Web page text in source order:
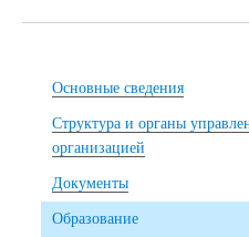
Основные сведения
Структура и органы
организацией
Документы
Образование